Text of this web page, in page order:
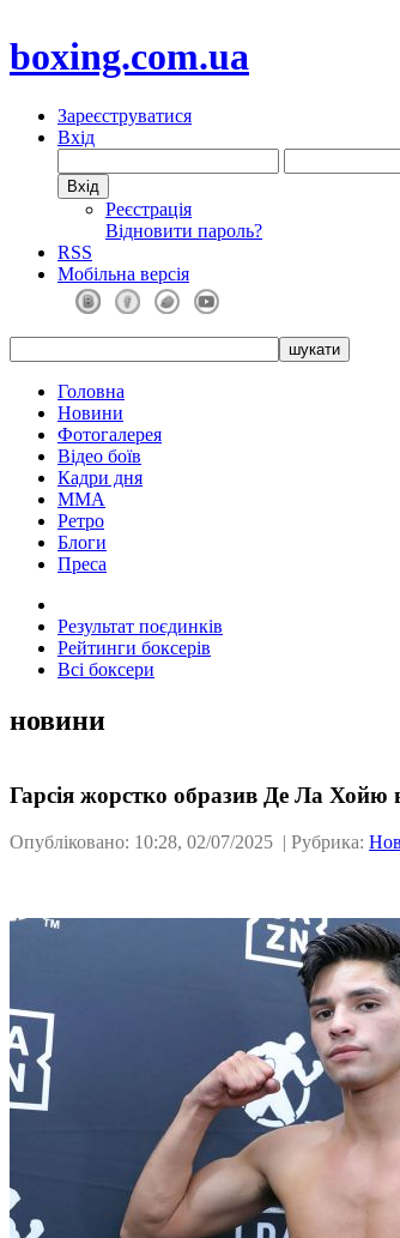
boxing.com.ua
Зареєструватися
Вхід
Реєстрація
Відновити пароль?
RSS
Мобільна версія
Головна
Новини
Фотогалерея
Відео боїв
Кадри дня
ММА
Ретро
Блоги
Преса
Результат поєдинків
Рейтинги боксерів
Всі боксери
новини
Гарсія жорстко образив Де Ла Хойю
Опубліковано: 10:28, 02/07/2025 | Рубрика: